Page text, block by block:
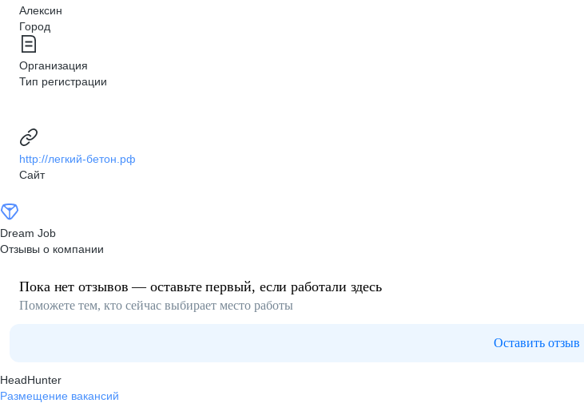
Алексин
Город
Организация
Тип регистрации
http://легкий-бетон.рф
Сайт
Dream Job
Отзывы о компании
Пока нет отзывов — оставьте первый, если работали здесь
Поможете тем, кто сейчас выбирает место работы
Оставить отзыв
HeadHunter
Размещение вакансий